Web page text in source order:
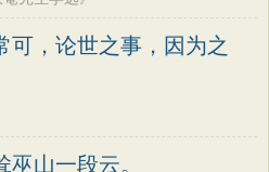
可，论世之事，因为之
山一段云。